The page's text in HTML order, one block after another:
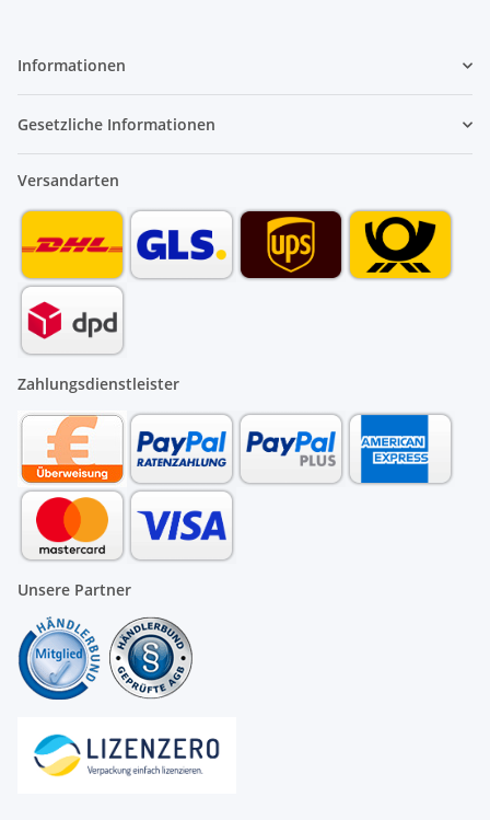
Informationen
Gesetzliche Informationen
Versandarten
Zahlungsdienstleister
Unsere Partner